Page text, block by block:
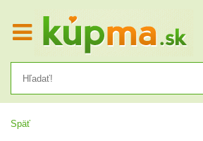
Späť